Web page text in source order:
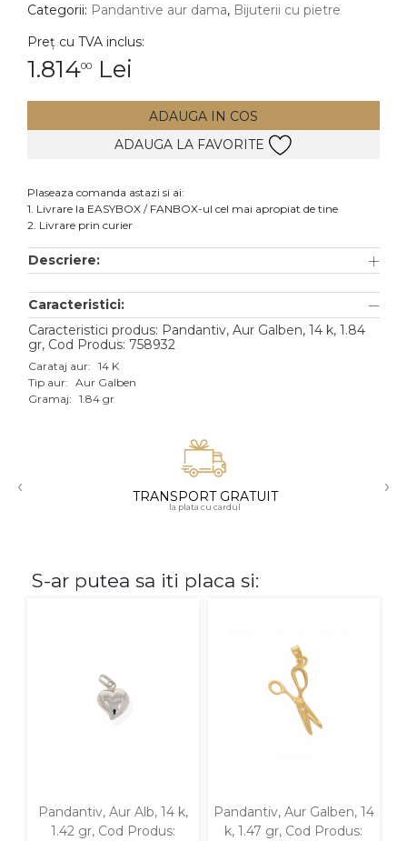
Inele
Cercei
Bratari
Lanturi
Pandantive
Accesorii
Aur galben
Aur alb
Aur roz
Categorii: Pandantive aur dama, Bijuterii cu pietre
Preț cu TVA inclus:
1.81400 Lei
ADAUGA IN COS
ADAUGA LA FAVORITE
Plaseaza comanda astazi si ai:
1. Livrare la EASYBOX / FANBOX-ul cel mai apropiat de tine
2. Livrare prin curier
Descriere:
Caracteristici:
Caracteristici produs: Pandantiv, Aur Galben, 14 k, 1.84
gr, Cod Produs: 758932
Carataj aur: 14 K
Tip aur: Aur Galben
Gramaj: 1.84 gr
‹ TRANSPORT GRATUIT
la plata cu cardul
›
S-ar putea sa iti placa si:
Pandantiv, Aur Alb, 14 k,
1.42 gr, Cod Produs:
Pandantiv, Aur Galben, 14
k, 1.47 gr, Cod Produs: